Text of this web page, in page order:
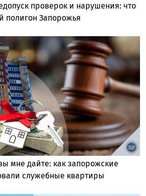
проверок и нарушения: что
полигон Запорожья
мне дайте: как запорожские
служебные квартиры